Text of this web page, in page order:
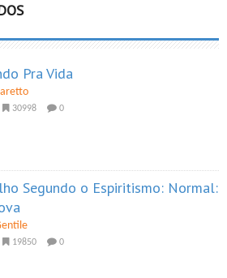
Pra Vida
30998 0
Segundo o Espiritismo: Normal:
19850 0